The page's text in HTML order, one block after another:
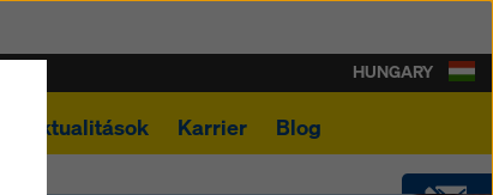
Aktualitások Karrier Blog
HUNGARY